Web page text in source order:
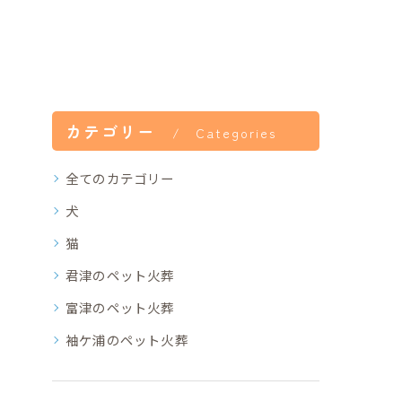
カテゴリー Categories
全てのカテゴリー
犬
猫
君津のペット火葬
富津のペット火葬
袖ケ浦のペット火葬